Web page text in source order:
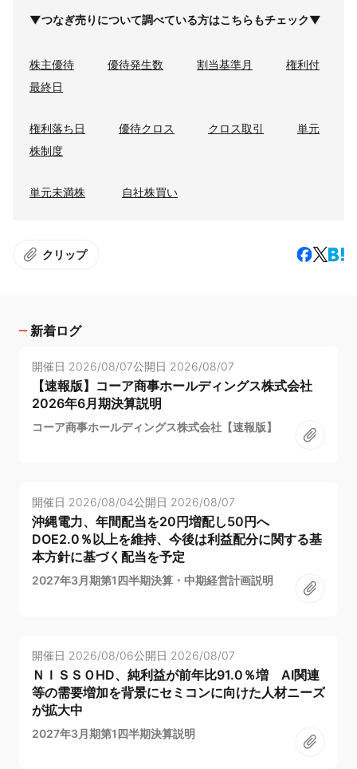
▼つなぎ売りについて調べている方はこちらもチェック▼
株主優待 優待発生数 割当基準月
権利付
最終日
権利落ち日 優待クロス クロス取引
単元
株制度
単元未満株 自社株買い
クリップ
新着ログ
開催日 2026/08/07公開日 2026/08/07
【速報版】コーア商事ホールディングス株式会社
2026年6月期決算説明
コーア商事ホールディングス株式会社【速報版】
開催日 2026/08/04公開日 2026/08/07
沖縄電力、年間配当を20円増配し50円へ
DOE2.0％以上を維持、今後は利益配分に関する基
本方針に基づく配当を予定
2027年3月期第1四半期決算・中期経営計画説明
開催日 2026/08/06公開日 2026/08/07
ＮＩＳＳＯHD、純利益が前年比91.0％増 AI関連
等の需要増加を背景にセミコンに向けた人材ニーズ
が拡大中
2027年3月期第1四半期決算説明